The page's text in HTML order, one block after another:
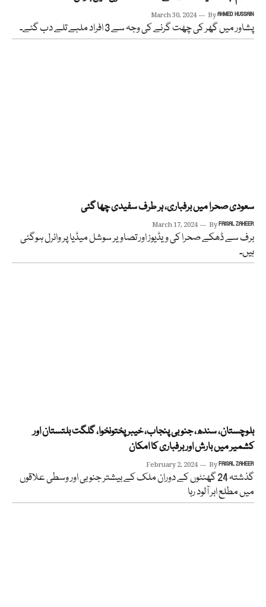
March 30, 2024 ByAHMED HUSSAIN
پشاور میں گھر کی چھت گرنے کی وجہ سے 3 افراد ملبے تلے دب گئے۔
سعودی صحرا میں برفباری، ہر طرف سفیدی چھا گئی
March 17, 2024 ByFAISAL ZAHEER
برف سے ڈھکے صحرا کی ویڈیوز اور تصاویر سوشل میڈیا پر وائرل ہوگئی
ہیں۔
بلوچستان، سندھ، جنوبی پنجاب، خیبر پختونخوا، گلگت بلتستان اور
کشمیر میں بارش اور برفباری کا امکان
February 2, 2024 ByFAISAL ZAHEER
گذشتہ 24 گھنٹوں کے دوران ملک کے بیشتر جنوبی اور وسطی علاقوں
میں مطلع ابر آلود رہا